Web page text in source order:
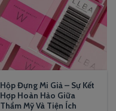
Hộp Đựng Mi Giả – Sự Kết
Hợp Hoàn Hảo Giữa
Thẩm Mỹ Và Tiện Ích